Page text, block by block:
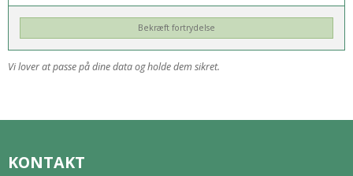
Bekræft fortrydelse
Vi lover at passe på dine data og holde dem sikret.
KONTAKT